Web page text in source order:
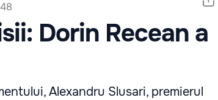
Dorin Recean a
Alexandru Slusari, premierul